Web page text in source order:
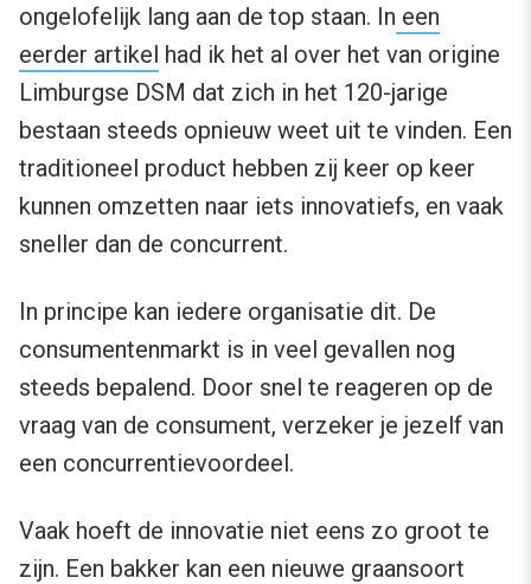
ongelofelijk lang aan de top staan. In een
eerder artikel had ik het al over het van origine
Limburgse DSM dat zich in het 120-jarige
bestaan steeds opnieuw weet uit te vinden. Een
traditioneel product hebben zij keer op keer
kunnen omzetten naar iets innovatiefs, en vaak
sneller dan de concurrent.
In principe kan iedere organisatie dit. De
consumentenmarkt is in veel gevallen nog
steeds bepalend. Door snel te reageren op de
vraag van de consument, verzeker je jezelf van
een concurrentievoordeel.
Vaak hoeft de innovatie niet eens zo groot te
zijn. Een bakker kan een nieuwe graansoort